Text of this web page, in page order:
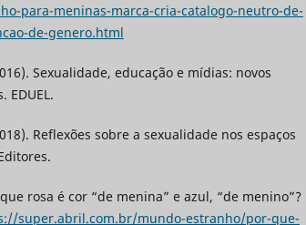
para-meninas-marca-cria-catalogo-neutro-de-
de-genero.html
Sexualidade, educação e mídias: novos
EDUEL.
Reflexões sobre a sexualidade nos espaços
rosa é cor “de menina” e azul, “de menino”?
super.abril.com.br/mundo-estranho/por-que-